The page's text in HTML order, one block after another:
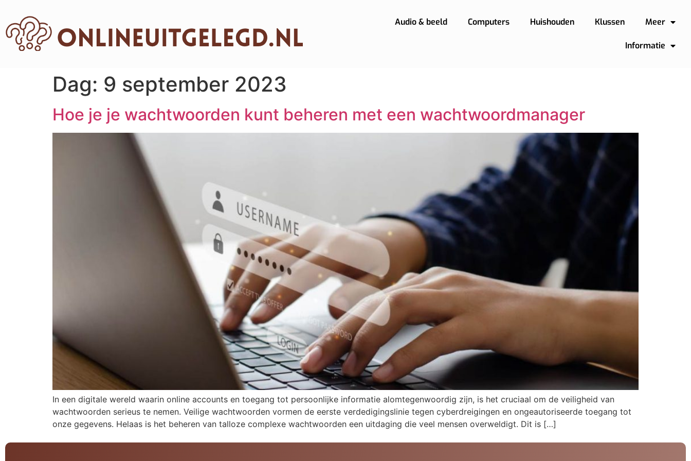
Audio & beeld Computers Huishouden Klussen Meer
Informatie
Dag: 9 september 2023
Hoe je je wachtwoorden kunt beheren met een wachtwoordmanager
In een digitale wereld waarin online accounts en toegang tot persoonlijke informatie alomtegenwoordig zijn, is het cruciaal om de veiligheid van
wachtwoorden serieus te nemen. Veilige wachtwoorden vormen de eerste verdedigingslinie tegen cyberdreigingen en ongeautoriseerde toegang tot
onze gegevens. Helaas is het beheren van talloze complexe wachtwoorden een uitdaging die veel mensen overweldigt. Dit is […]